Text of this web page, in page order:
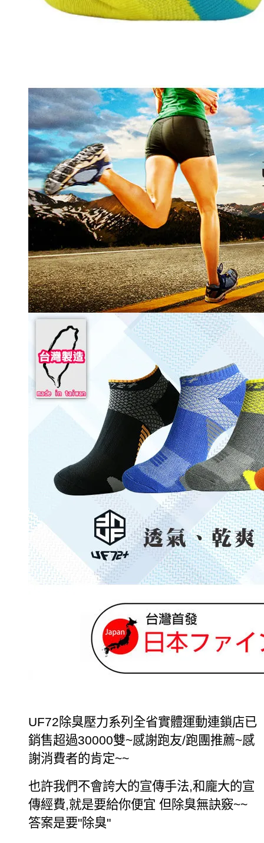
UF72除臭壓力系列全省實體運動連鎖店已
銷售超過30000雙~感謝跑友/跑團推薦~感
謝消費者的肯定~~
也許我們不會誇大的宣傳手法,和龐大的宣
傳經費,就是要給你便宜 但除臭無訣竅~~
答案是要"除臭"